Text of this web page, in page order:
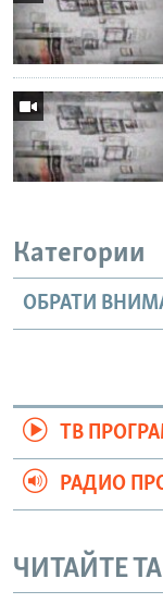
Категории
ОБРАТИ
ТВ
РАДИО
ЧИТАЙТЕ